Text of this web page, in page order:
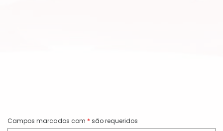
Campos marcados com * são requeridos